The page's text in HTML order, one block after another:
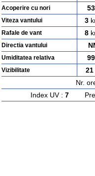
Acoperire cu nori 53
Viteza vantului 3
Rafale de vant 8
Directia vantului
Umiditatea relativa 99
Vizibilitate 21
Nr.
Index UV : 7